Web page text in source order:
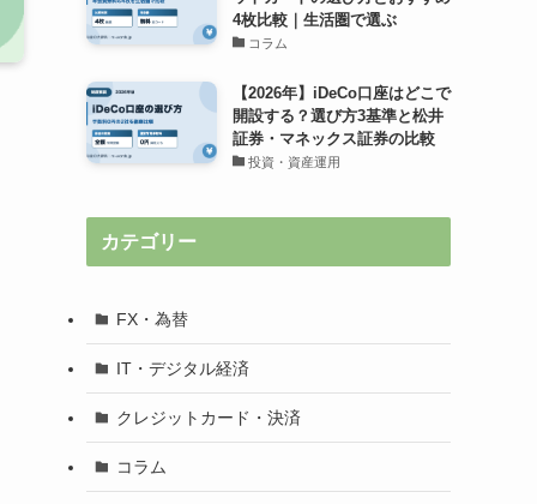
4枚比較｜生活圏で選ぶ
コラム
【2026年】iDeCo口座はどこで
開設する？選び方3基準と松井
証券・マネックス証券の比較
投資・資産運用
カテゴリー
FX・為替
IT・デジタル経済
クレジットカード・決済
コラム